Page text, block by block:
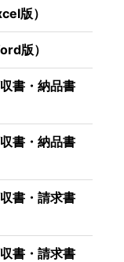
版）
版）
書・納品書
書・納品書
書・請求書
書・請求書